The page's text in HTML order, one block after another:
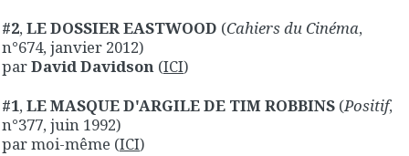
#2,LE DOSSIER EASTWOOD (Cahiers du Cinéma,
n°674, janvier 2012)
parDavid Davidson (ICI)
#1,LE MASQUE D'ARGILE DE TIM ROBBINS (Positif,
n°377, juin 1992)
par moi-même (ICI)